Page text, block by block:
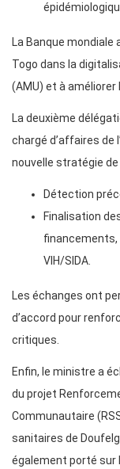
La Banque
Togo dans la
(AMU) et à améliorer
La deuxième
chargé d’affaires de
nouvelle stratégie
Détection
Finalisation
financements,
VIH/SIDA.
Les échanges ont
d’accord pour
critiques.
Enfin, le ministre a
du projet
Communautaire
sanitaires de
également porté sur